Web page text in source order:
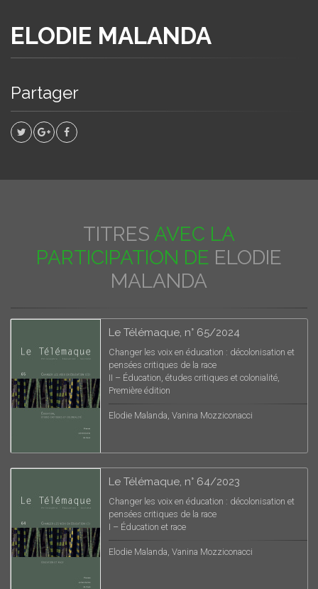
ELODIE MALANDA
Partager
TITRES AVEC LA
PARTICIPATION DE ELODIE
MALANDA
Le Télémaque, n° 65/2024
Changer les voix en éducation : décolonisation et
pensées critiques de la race
II – Éducation, études critiques et colonialité,
Première édition
Elodie Malanda, Vanina Mozziconacci
Le Télémaque, n° 64/2023
Changer les voix en éducation : décolonisation et
pensées critiques de la race
I – Éducation et race
Elodie Malanda, Vanina Mozziconacci